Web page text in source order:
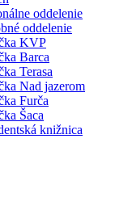
oddelenie
oddelenie
KVP
Barca
Terasa
Nad jazerom
Furča
Šaca
knižnica